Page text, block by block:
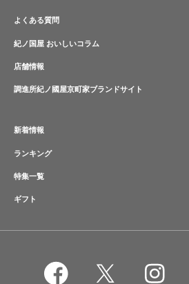
よくある質問
紀ノ国屋 おいしいコラム
店舗情報
調進所紀ノ國屋京町家ブランドサイト
新着情報
ランキング
特集一覧
ギフト